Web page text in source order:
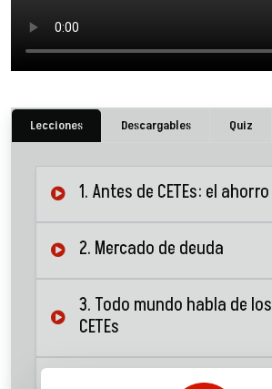
Lecciones Descargables Quiz
1. Antes de CETEs: el ahorro
2. Mercado de deuda
3. Todo mundo habla de los
CETEs
4. Explicando los CETEs